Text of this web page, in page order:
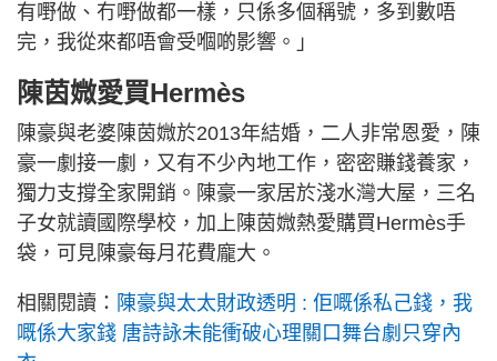
有嘢做、冇嘢做都一樣，只係多個稱號，多到數唔
完，我從來都唔會受嗰啲影響。」
陳茵媺愛買Hermès
陳豪與老婆陳茵媺於2013年結婚，二人非常恩愛，陳
豪一劇接一劇，又有不少內地工作，密密賺錢養家，
獨力支撐全家開銷。陳豪一家居於淺水灣大屋，三名
子女就讀國際學校，加上陳茵媺熱愛購買Hermès手
袋，可見陳豪每月花費龐大。
相關閱讀： 陳豪與太太財政透明 : 佢嘅係私己錢，我
嘅係大家錢 唐詩詠未能衝破心理關口舞台劇只穿內